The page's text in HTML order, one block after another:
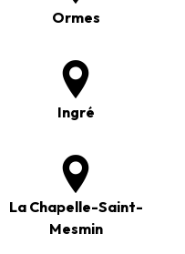
Ormes
Ingré
La Chapelle-Saint-
Mesmin